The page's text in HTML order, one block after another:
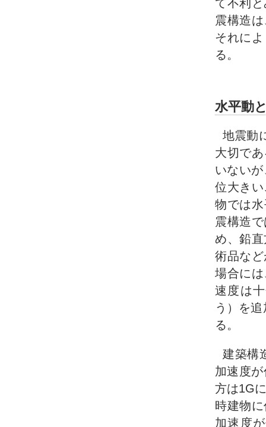
て不利
震構造
それに
る。
水平動
地震動
大切で
いない
位大き
物では
震構造
め、鉛
術品な
場合に
速度は
う）を
る。
建築構
加速度
方は1G
時建物
加速度